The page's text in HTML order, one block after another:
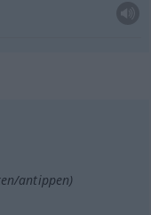
antippen)